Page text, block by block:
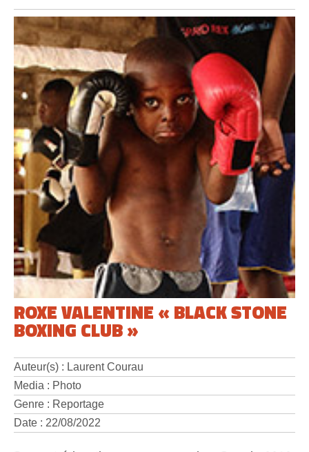
ROXE VALENTINE « BLACK STONE
BOXING CLUB »
Auteur(s) : Laurent Courau
Media : Photo
Genre : Reportage
Date : 22/08/2022